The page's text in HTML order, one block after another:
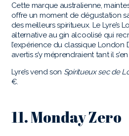
Cette marque australienne,
offre un moment de dégustation
des meilleurs spiritueux. Le Lyre’s
alternative au gin alcoolisé qui
l’expérience du classique London
avertis s’y méprendraient tant il
Lyre’s vend son Spiritueux sec de
€.
11. Monday Zero